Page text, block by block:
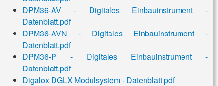
DPM36-AV - Digitales Einbauinstrument -
Datenblatt.pdf
DPM36-AVN - Digitales Einbauinstrument -
Datenblatt.pdf
DPM36-P - Digitales Einbauinstrument -
Datenblatt.pdf
Digalox DGLX Modulsystem - Datenblatt.pdf